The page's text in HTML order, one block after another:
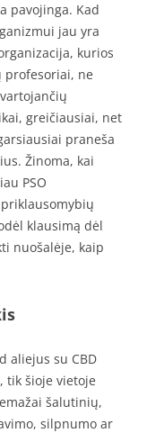
pavojinga. Kad
jau yra
kurios
profesoriai, ne
greičiausiai, net
praneša
Žinoma, kai
PSO
klausimą dėl
nuošalėje, kaip
aliejus su CBD
tik šioje vietoje
šalutinių,
silpnumo ar